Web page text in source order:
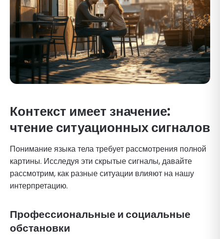
Контекст имеет значение:
чтение ситуационных сигналов
Понимание языка тела требует рассмотрения полной
картины. Исследуя эти скрытые сигналы, давайте
рассмотрим, как разные ситуации влияют на нашу
интерпретацию.
Профессиональные и социальные
обстановки